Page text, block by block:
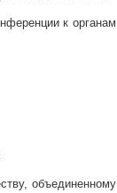
к органам
объединенному